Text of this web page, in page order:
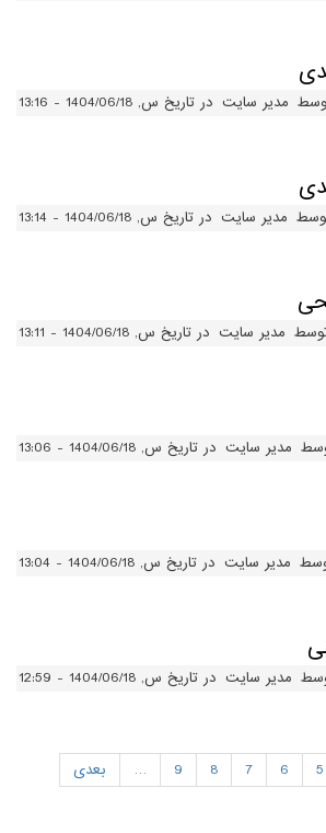
مدیر سایت در تاریخ س, 1404/06/18 - 13:16
مدیر سایت در تاریخ س, 1404/06/18 - 13:14
مدیر سایت در تاریخ س, 1404/06/18 - 13:11
مدیر سایت در تاریخ س, 1404/06/18 - 13:06
مدیر سایت در تاریخ س, 1404/06/18 - 13:04
مدیر سایت در تاریخ س, 1404/06/18 - 12:59
5
6
7
8
9
…
بعدی